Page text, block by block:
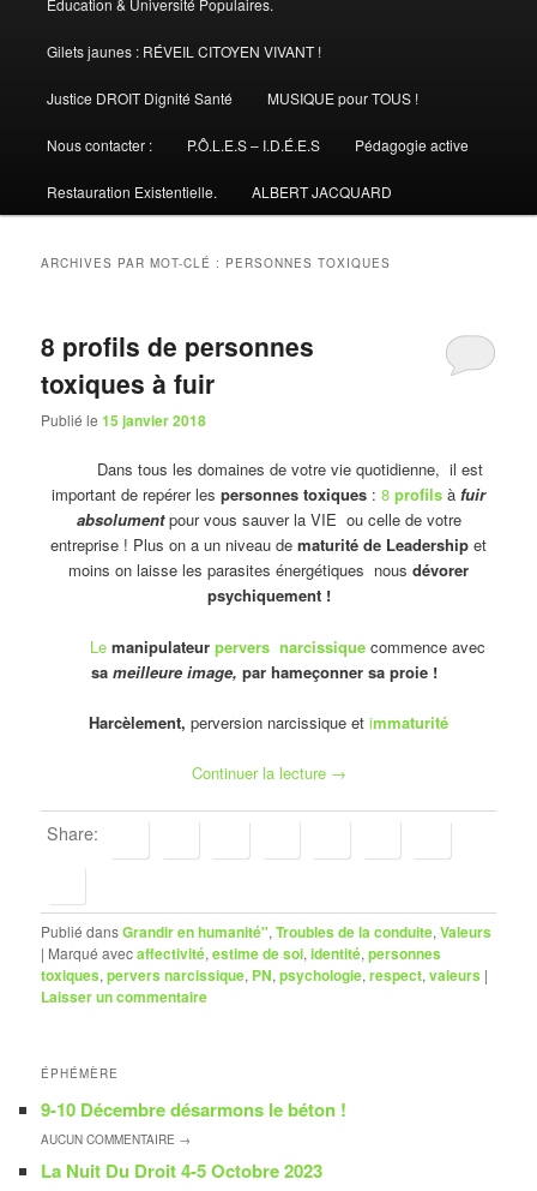
Gilets jaunes : RÉVEIL CITOYEN VIVANT !
Justice DROIT Dignité Santé MUSIQUE pour TOUS !
Nous contacter : P.Ô.L.E.S – I.D.É.E.S Pédagogie active
Restauration Existentielle. ALBERT JACQUARD
ARCHIVES PAR MOT-CLÉ : PERSONNES TOXIQUES
8 profils de personnes
toxiques à fuir
Publié le15 janvier 2018
Dans tous les domaines de votre vie quotidienne, il est
important de repérer les personnes toxiques : 8 profils à fuir
absolumentpour vous sauver la VIE ou celle de votre
entreprise ! Plus on a un niveau de maturité de Leadership et
moins on laisse les parasites énergétiques nous dévorer
psychiquement !
Le manipulateur pervers narcissique commence avec
sa meilleure image, par hameçonner sa proie !
Harcèlement, perversion narcissique et immaturité
Continuer la lecture →
Share:
Publié dansGrandir en humanité",Troubles de la conduite,Valeurs
| Marqué avecaffectivité,estime de soi,identité,personnes
toxiques,pervers narcissique, PN,psychologie,respect,valeurs |
Laisser un commentaire
ÉPHÉMÈRE
9-10 Décembre désarmons le béton !
AUCUNCOMMENTAIRE →
La Nuit Du Droit 4-5 Octobre 2023